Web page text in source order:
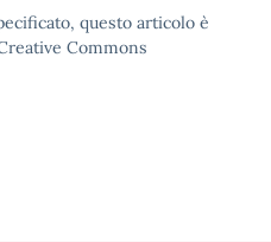
questo articolo è
Commons